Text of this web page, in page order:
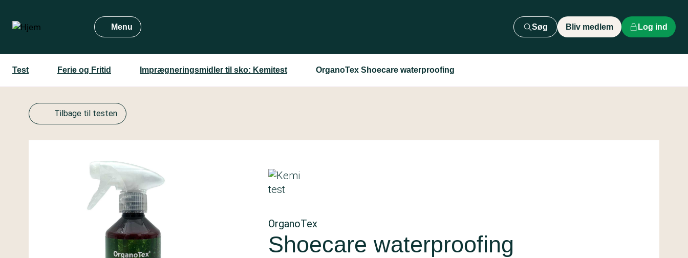
hovedindhold
Menu Søg Bliv medlem Log ind
Test Ferie og Fritid Imprægneringsmidler til sko: Kemitest OrganoTex Shoecare waterproofing
Tilbage til testen
OrganoTex
Shoecare waterproofing